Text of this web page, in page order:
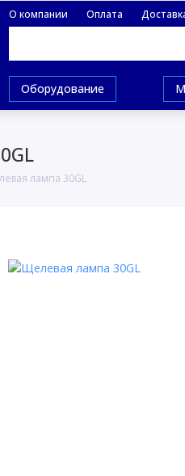
О компании Оплата
Оборудование
лампа 30GL